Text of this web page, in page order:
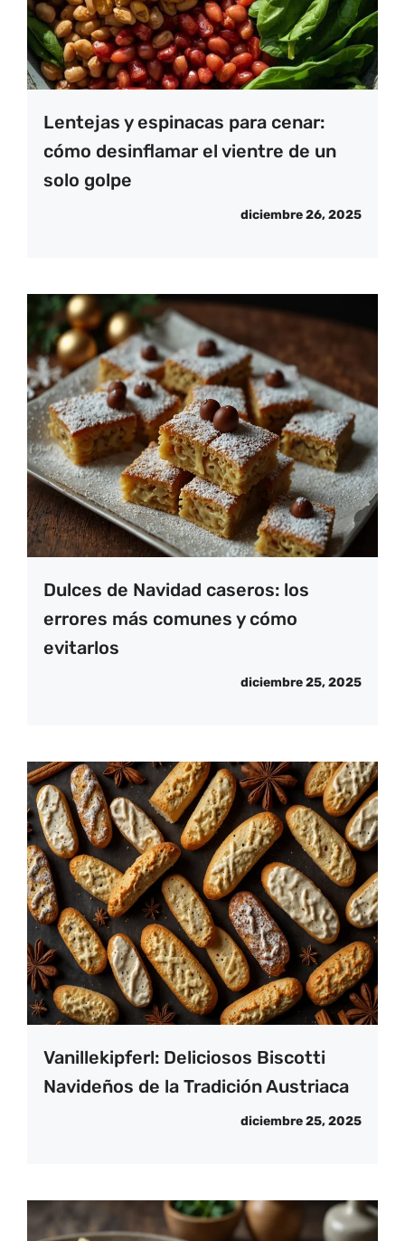
Lentejas y espinacas para cenar:
cómo desinflamar el vientre de un
solo golpe
diciembre 26, 2025
Dulces de Navidad caseros: los
errores más comunes y cómo
evitarlos
diciembre 25, 2025
Vanillekipferl: Deliciosos Biscotti
Navideños de la Tradición Austriaca
diciembre 25, 2025